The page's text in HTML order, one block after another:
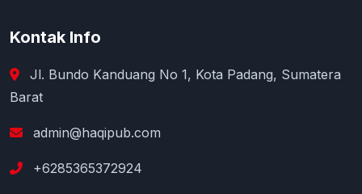
Kontak Info
Jl. Bundo Kanduang No 1, Kota Padang, Sumatera
Barat
admin@haqipub.com
+6285365372924